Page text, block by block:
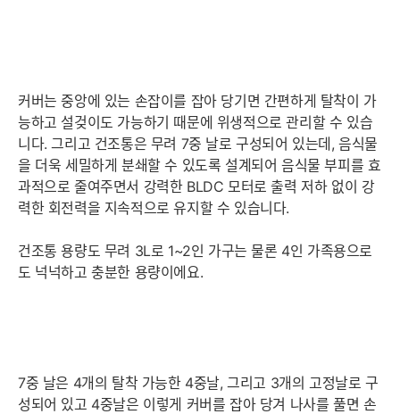
커버는 중앙에 있는 손잡이를 잡아 당기면 간편하게 탈착이 가
능하고 설겆이도 가능하기 때문에 위생적으로 관리할 수 있습
니다. 그리고 건조통은 무려 7중 날로 구성되어 있는데, 음식물
을 더욱 세밀하게 분쇄할 수 있도록 설계되어 음식물 부피를 효
과적으로 줄여주면서 강력한 BLDC 모터로 출력 저하 없이 강
력한 회전력을 지속적으로 유지할 수 있습니다.
건조통 용량도 무려 3L로 1~2인 가구는 물론 4인 가족용으로
도 넉넉하고 충분한 용량이에요.
7중 날은 4개의 탈착 가능한 4중날, 그리고 3개의 고정날로 구
성되어 있고 4중날은 이렇게 커버를 잡아 당겨 나사를 풀면 손